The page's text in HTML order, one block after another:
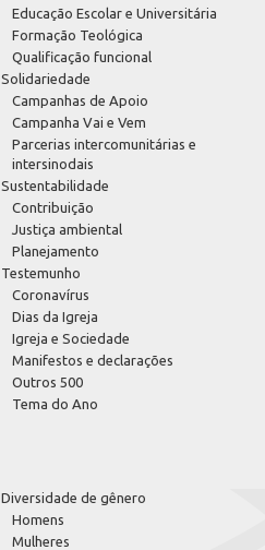
Educação Escolar e Universitária
Formação Teológica
Qualificação funcional
Solidariedade
Campanhas de Apoio
Campanha Vai e Vem
Parcerias intercomunitárias e
intersinodais
Sustentabilidade
Contribuição
Justiça ambiental
Planejamento
Testemunho
Coronavírus
Dias da Igreja
Igreja e Sociedade
Manifestos e declarações
Outros 500
Tema do Ano
Diversidade de gênero
Homens
Mulheres